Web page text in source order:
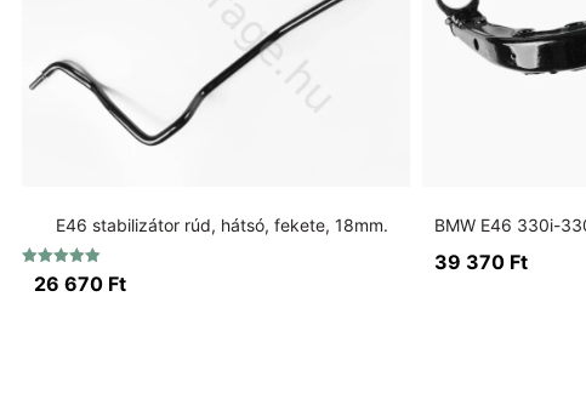
E46 stabilizátor rúd, hátsó, fekete, 18mm.
Értékelés:
5.00
26 670 Ft
39 370 Ft